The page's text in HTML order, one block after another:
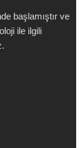
başlamıştır ve
ile ilgili